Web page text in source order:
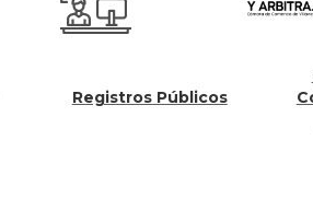
Registros Públicos